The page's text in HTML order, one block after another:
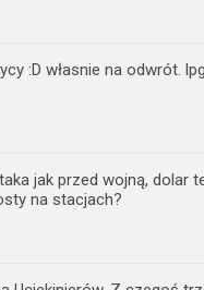
:D własnie na odwrót.
jak przed wojną, dolar
na stacjach?